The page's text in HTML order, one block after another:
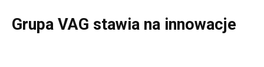
Grupa VAG stawia na innowacje